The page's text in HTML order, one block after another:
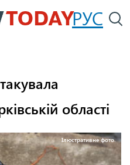
РУС
області
Ілюстративне фото.